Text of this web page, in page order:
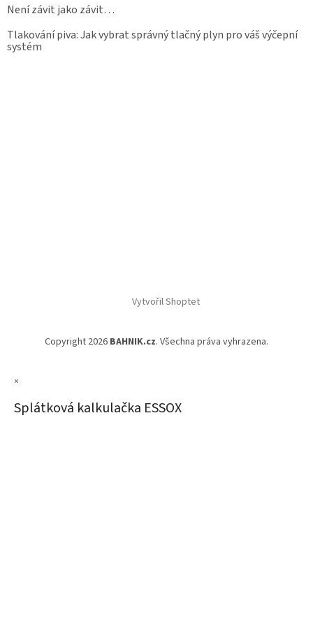
Není závit jako závit…
Tlakování piva: Jak vybrat správný tlačný plyn pro váš výčepní
systém
Vytvořil Shoptet
Copyright 2026 BAHNIK.cz. Všechna práva vyhrazena.
×
Splátková kalkulačka ESSOX